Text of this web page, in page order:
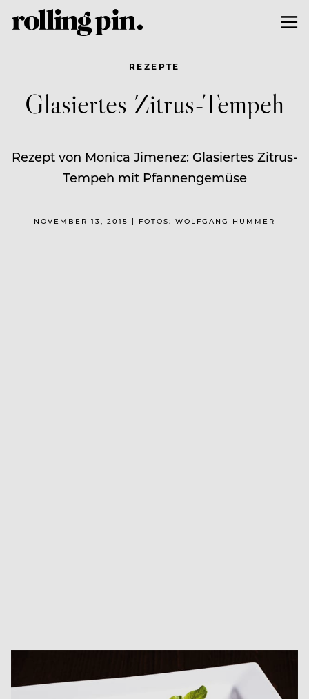
REZEPTE
Glasiertes Zitrus-Tempeh
Rezept von Monica Jimenez: Glasiertes Zitrus-
Tempeh mit Pfannengemüse
NOVEMBER 13, 2015 | FOTOS: WOLFGANG HUMMER